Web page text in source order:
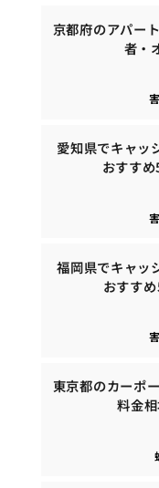
京都府のアパー
者・
愛知県でキャッ
おすす
福岡県でキャッ
おすす
東京都のカーポ
料金